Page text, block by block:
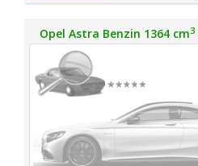
Opel Astra Benzin 1364 cm3